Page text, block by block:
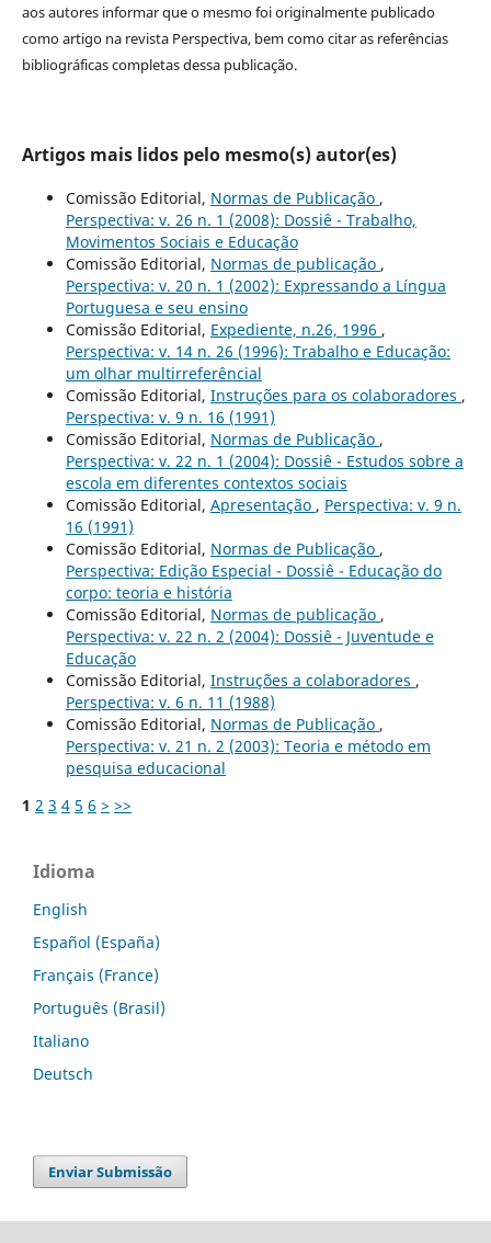
aos autores informar que o mesmo foi originalmente publicado
como artigo na revista Perspectiva, bem como citar as referências
bibliográficas completas dessa publicação.
Artigos mais lidos pelo mesmo(s) autor(es)
Comissão Editorial, Normas de Publicação ,
Perspectiva: v. 26 n. 1 (2008): Dossiê - Trabalho,
Movimentos Sociais e Educação
Comissão Editorial, Normas de publicação ,
Perspectiva: v. 20 n. 1 (2002): Expressando a Língua
Portuguesa e seu ensino
Comissão Editorial, Expediente, n.26, 1996 ,
Perspectiva: v. 14 n. 26 (1996): Trabalho e Educação:
um olhar multirreferêncial
Comissão Editorial, Instruções para os colaboradores ,
Perspectiva: v. 9 n. 16 (1991)
Comissão Editorial, Normas de Publicação ,
Perspectiva: v. 22 n. 1 (2004): Dossiê - Estudos sobre a
escola em diferentes contextos sociais
Comissão Editorial, Apresentação , Perspectiva: v. 9 n.
16 (1991)
Comissão Editorial, Normas de Publicação ,
Perspectiva: Edição Especial - Dossiê - Educação do
corpo: teoria e história
Comissão Editorial, Normas de publicação ,
Perspectiva: v. 22 n. 2 (2004): Dossiê - Juventude e
Educação
Comissão Editorial, Instruções a colaboradores ,
Perspectiva: v. 6 n. 11 (1988)
Comissão Editorial, Normas de Publicação ,
Perspectiva: v. 21 n. 2 (2003): Teoria e método em
pesquisa educacional
1 2 3 4 5 6 > >>
Idioma
English
Español (España)
Français (France)
Português (Brasil)
Italiano
Deutsch
Enviar Submissão